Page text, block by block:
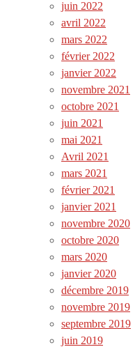
juin 2022
avril 2022
mars 2022
février 2022
janvier 2022
novembre 2021
octobre 2021
juin 2021
mai 2021
Avril 2021
mars 2021
février 2021
janvier 2021
novembre 2020
octobre 2020
mars 2020
janvier 2020
décembre 2019
novembre 2019
septembre 2019
juin 2019